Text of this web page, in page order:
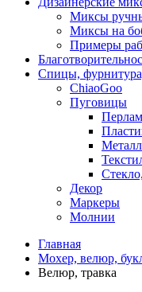
Миксы
Миксы на
Примеры
Спицы,
ChiaoGoo
Пуговицы
Металл
Декор
Маркеры
Молнии
Главная
Мохер, велюр,
Велюр, травка